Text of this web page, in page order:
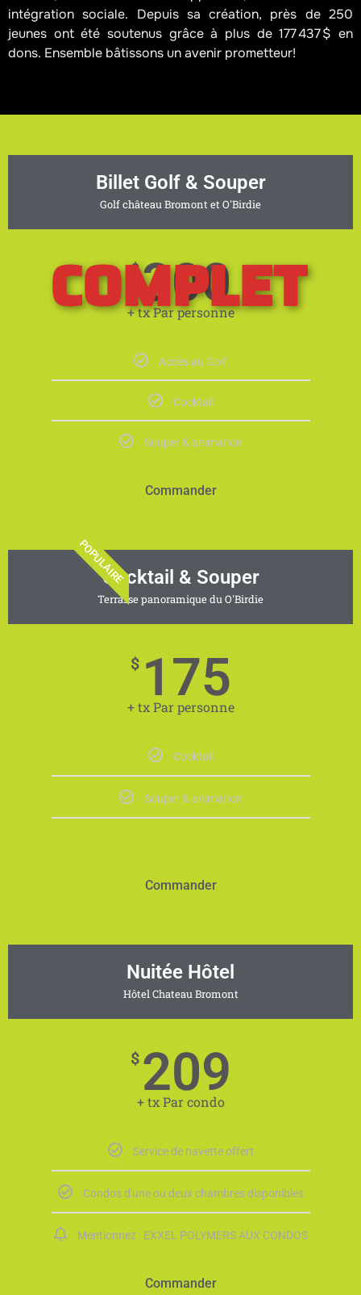
intégration sociale. Depuis sa création, près de 250
jeunes ont été soutenus grâce à plus de 177 437 $ en
dons. Ensemble bâtissons un avenir prometteur!
Billet Golf & Souper
Golf château Bromont et O'Birdie
$300
+ tx Par personne
Accès au Golf
Cocktail
Souper & animation
Commander
POPULAIRE
COMPLET
Cocktail & Souper
Terrasse panoramique du O'Birdie
$ 175
+ tx Par personne
Cocktail
Souper & animation
Commander
Nuitée Hôtel
Hôtel Chateau Bromont
$ 209
+ tx Par condo
Service de navette offert
Condos d'une ou deux chambres disponibles
Mentionnez : EXXEL POLYMERS AUX CONDOS
Commander